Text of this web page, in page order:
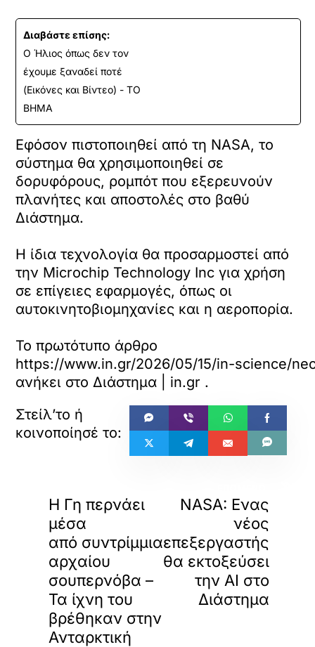
Διαβάστε επίσης:
Ο Ήλιος όπως δεν τον
έχουμε ξαναδεί ποτέ
(Εικόνες και Βίντεο) - ΤΟ
ΒΗΜΑ
Εφόσον πιστοποιηθεί από τη NASA, το
σύστημα θα χρησιμοποιηθεί σε
δορυφόρους, ρομπότ που εξερευνούν
πλανήτες και αποστολές στο βαθύ
Διάστημα.
Η ίδια τεχνολογία θα προσαρμοστεί από
την Microchip Technology Inc για χρήση
σε επίγειες εφαρμογές, όπως οι
αυτοκινητοβιομηχανίες και η αεροπορία.
Το πρωτότυπο άρθρο
https://www.in.gr/2026/05/15/in-science/
ανήκει στο Διάστημα | in.gr .
Η Γη περνάει
μέσα
από συντρίμμια
αρχαίου
σουπερνόβα –
Τα ίχνη του
βρέθηκαν στην
Ανταρκτική
NASA: Ενας
νέος
επεξεργαστής
θα εκτοξεύσει
την ΑΙ στο
Διάστημα